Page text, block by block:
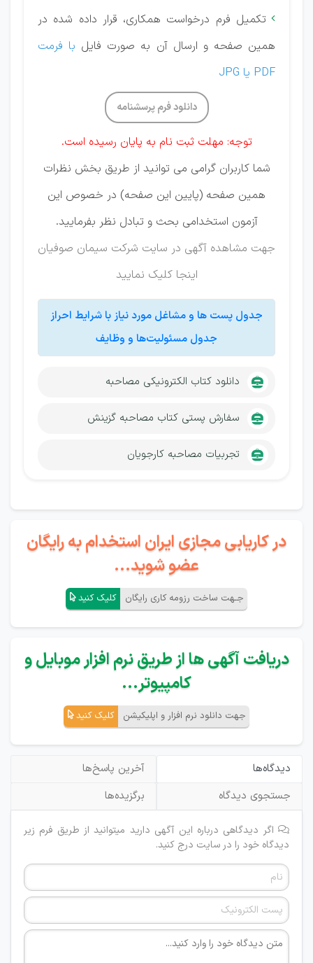
 تکمیل فرم درخواست همکاری، قرار داده شده در
همین صفحه و ارسال آن به صورت فایل با فرمت
PDF یا JPG
دانلود فرم پرسشنامه
توجه: مهلت ثبت نام به پایان رسیده است.
شما کاربران گرامی می توانید از طریق بخش نظرات
همین صفحه (پایین این صفحه) در خصوص این
آزمون استخدامی بحث و تبادل نظر بفرمایید.
جهت مشاهده آگهی در سایت شرکت سیمان صوفیان
اینجا کلیک نمایید
جدول پست ها و مشاغل مورد نیاز با شرایط احراز
جدول مسئولیت‌ها و وظایف
دانلود کتاب الکترونیکی مصاحبه
سفارش پستی کتاب مصاحبه گزینش
تجربیات مصاحبه کارجویان
در کاریابی مجازی ایران استخدام به رایگان
عضو شوید...
جـهت ساخت رزومه کاری رایگان کلیک کنید
دریافت آگهی ها از طریق نرم افزار موبایل و
کامپیوتر...
جهت دانلود نرم افزار و اپلیکیشن کلیک کنید
دیدگاه‌ها
آخرین پاسخ‌ها
جستجوی دیدگاه
برگزیده‌ها
اگر دیدگاهی درباره این آگهی دارید میتوانید از طریق فرم زیر
دیدگاه خود را در سایت درج کنید.